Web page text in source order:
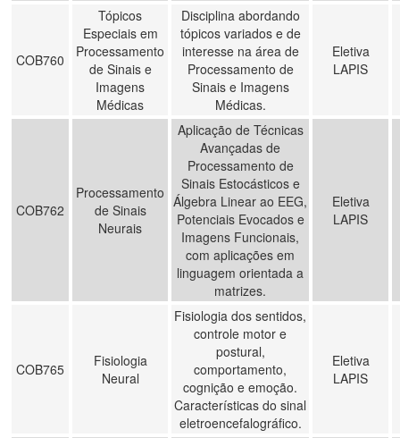
COB760
Tópicos
Especiais em
Processamento
de Sinais e
Imagens
Médicas
Disciplina abordando
tópicos variados e de
interesse na área de
Processamento de
Sinais e Imagens
Médicas.
Eletiva
LAPIS
COB762
Processamento
de Sinais
Neurais
Aplicação de Técnicas
Avançadas de
Processamento de
Sinais Estocásticos e
Álgebra Linear ao EEG,
Potenciais Evocados e
Imagens Funcionais,
com aplicações em
linguagem orientada a
matrizes.
Eletiva
LAPIS
COB765
Fisiologia
Neural
Fisiologia dos sentidos,
controle motor e
postural,
comportamento,
cognição e emoção.
Características do sinal
eletroencefalográfico.
Eletiva
LAPIS